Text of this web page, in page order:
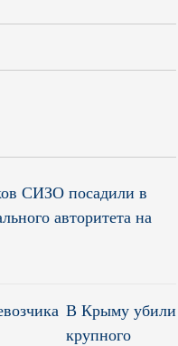
СИЗО посадили в
авторитета на
В Крыму убили
крупного